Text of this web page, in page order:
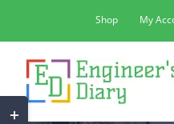
to
content
Shop My
Toggle